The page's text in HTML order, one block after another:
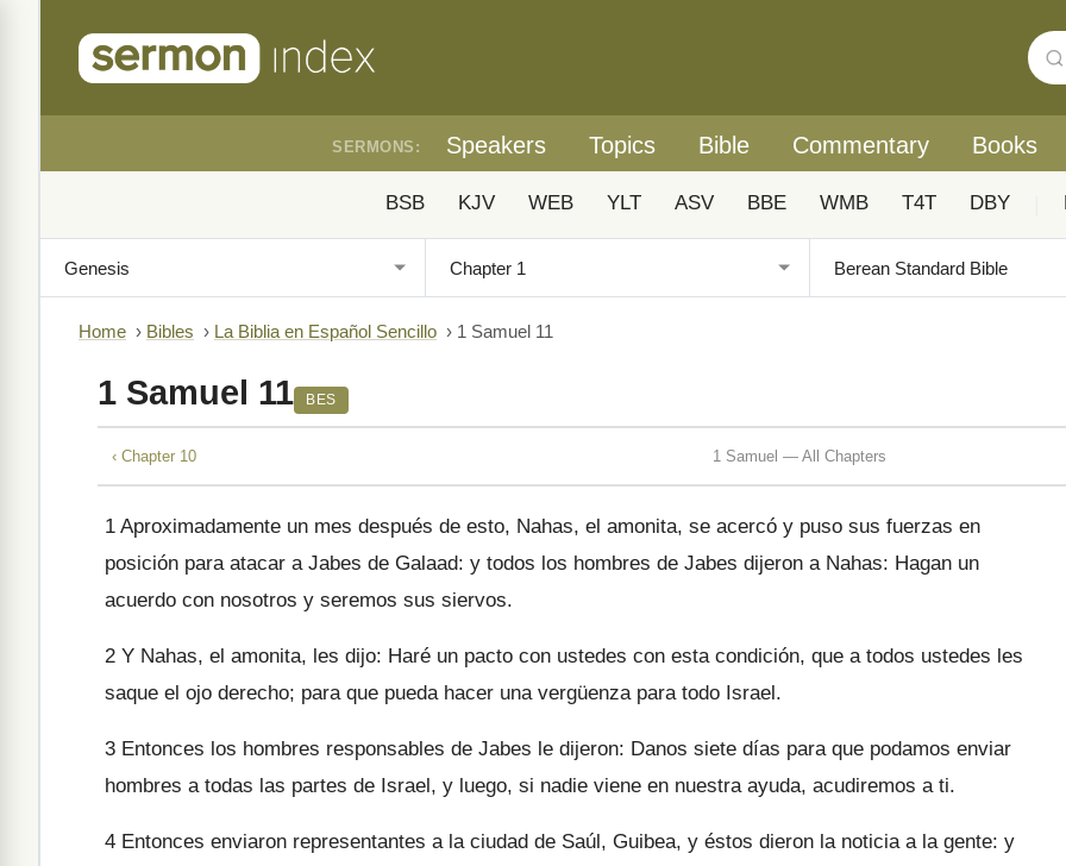
SERMONS: Speakers Topics Bible Commentary Books
BSB KJV WEB YLT ASV BBE WMB T4T DBY
Home › Bibles › La Biblia en Español Sencillo › 1 Samuel 11
1 Samuel 11 BES
‹ Chapter 10 1 Samuel — All Chapters
1 Aproximadamente un mes después de esto, Nahas, el amonita, se acercó y puso sus fuerzas en
posición para atacar a Jabes de Galaad: y todos los hombres de Jabes dijeron a Nahas: Hagan un
acuerdo con nosotros y seremos sus siervos.
2 Y Nahas, el amonita, les dijo: Haré un pacto con ustedes con esta condición, que a todos ustedes les
saque el ojo derecho; para que pueda hacer una vergüenza para todo Israel.
3 Entonces los hombres responsables de Jabes le dijeron: Danos siete días para que podamos enviar
hombres a todas las partes de Israel, y luego, si nadie viene en nuestra ayuda, acudiremos a ti.
4 Entonces enviaron representantes a la ciudad de Saúl, Guibea, y éstos dieron la noticia a la gente: y